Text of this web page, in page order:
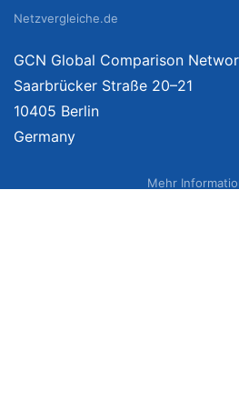
Netzvergleiche.de
GCN Global Comparison
Saarbrücker Straße 20–21
10405 Berlin
Germany
Mehr